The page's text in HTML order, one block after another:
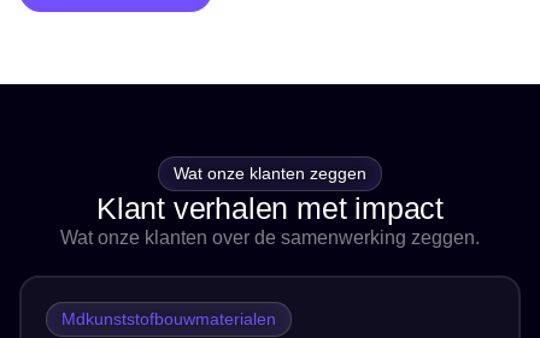
Wat onze klanten zeggen
Klant verhalen met impact
Wat onze klanten over de samenwerking zeggen.
Mdkunststofbouwmaterialen